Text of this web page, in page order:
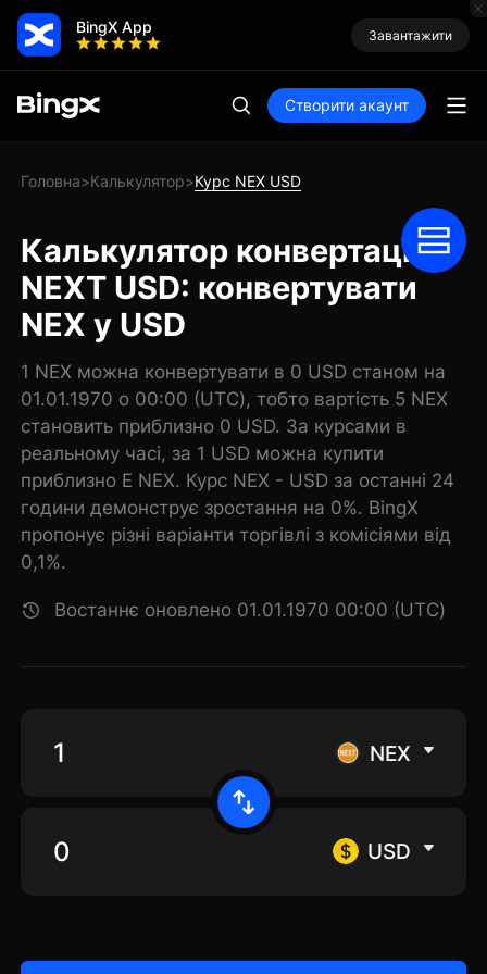
BingX App Завантажити
Створити акаунт
Головна>Калькулятор>Курс NEX USD
Калькулятор конвертації
NEXT USD: конвертувати
NEX у USD
1 NEX можна конвертувати в 0 USD станом на
01.01.1970 о 00:00 (UTC), тобто вартість 5 NEX
становить приблизно 0 USD. За курсами в
реальному часі, за 1 USD можна купити
приблизно E NEX. Курс NEX - USD за останні 24
години демонструє зростання на 0%. BingX
пропонує різні варіанти торгівлі з комісіями від
0,1%.
Востаннє оновлено 01.01.1970 00:00 (UTC)
NEX
USD